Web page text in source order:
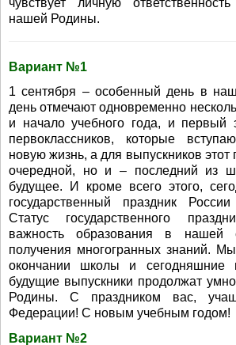
чувствует личную
нашей Родины.
Вариант №1
1 сентября – особенный день в
день отмечают одновременно
и начало учебного года, и первый
первоклассников, которые
новую жизнь, а для выпускников этот
очередной, но и – последний из
будущее. И кроме всего этого,
государственный праздник
Статус государственного
важность образования в нашей
получения многогранных знаний.
окончании школы и сегодняшние
будущие выпускники продолжат
Родины. С праздником вас,
Федерации! С новым учебным годом!
Вариант №2